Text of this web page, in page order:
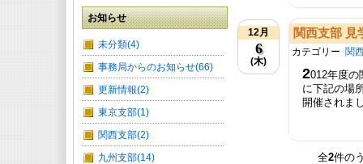
お知らせ
未分類(4)
事務局からのお知らせ(66)
更新情報(2)
東京支部(1)
関西支部(2)
九州支部(14)
12月
6
(木)
関西支部 見
カテゴリー 関
2012年度の
に下記の場
開催されま
全2件の